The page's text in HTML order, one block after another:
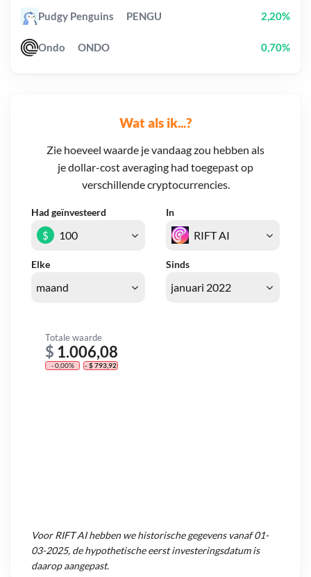
Wat als ik...?
Zie hoeveel waarde je vandaag zou hebben als
je dollar-cost averaging had toegepast op
verschillende cryptocurrencies.
Had geïnvesteerd In
Elke Sinds
$
Totale waarde
$ 1.006,08
- 0,00% - $ 793,92
VoorRIFT AIhebben we historische gegevens vanaf01-
03-2025, de hypothetische eerst investeringsdatum is
daarop aangepast.
Pudgy Penguins PENGU 2,20%
Ondo ONDO 0,70%